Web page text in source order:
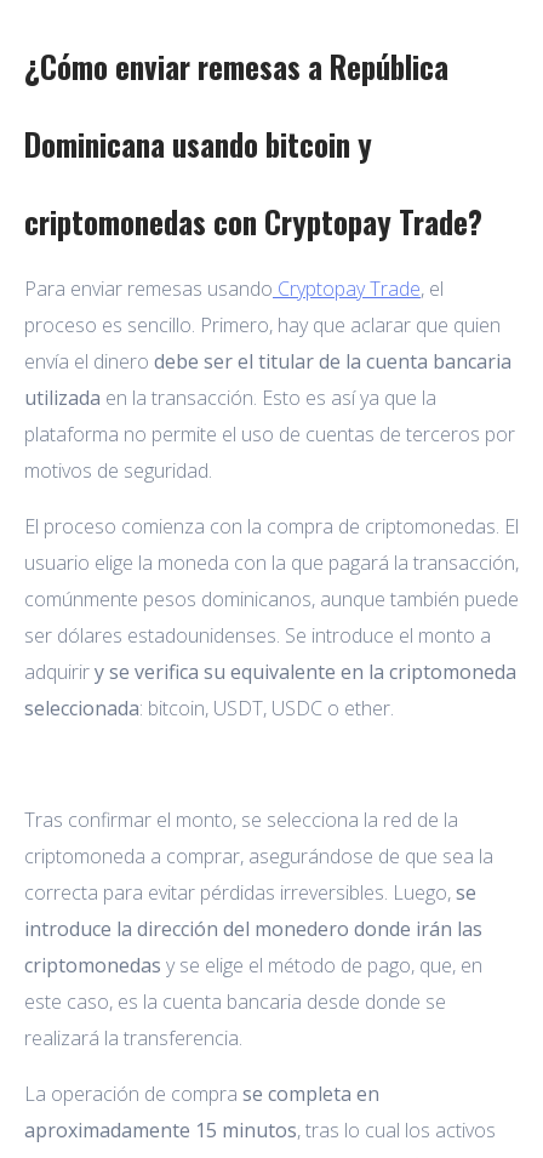
¿Cómo enviar remesas a República
Dominicana usando bitcoin y
criptomonedas con Cryptopay Trade?
Para enviar remesas usando Cryptopay Trade, el
proceso es sencillo. Primero, hay que aclarar que quien
envía el dinero debe ser el titular de la cuenta bancaria
utilizada en la transacción. Esto es así ya que la
plataforma no permite el uso de cuentas de terceros por
motivos de seguridad.
El proceso comienza con la compra de criptomonedas. El
usuario elige la moneda con la que pagará la transacción,
comúnmente pesos dominicanos, aunque también puede
ser dólares estadounidenses. Se introduce el monto a
adquiriry se verifica su equivalente en la criptomoneda
seleccionada: bitcoin, USDT, USDC o ether.
Tras confirmar el monto, se selecciona la red de la
criptomoneda a comprar, asegurándose de que sea la
correcta para evitar pérdidas irreversibles. Luego,se
introduce la dirección del monedero donde irán las
criptomonedas y se elige el método de pago, que, en
este caso, es la cuenta bancaria desde donde se
realizará la transferencia.
La operación de compra se completa en
aproximadamente 15 minutos, tras lo cual los activos